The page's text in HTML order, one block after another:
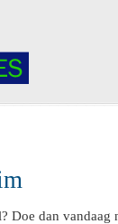
Doe dan vandaag